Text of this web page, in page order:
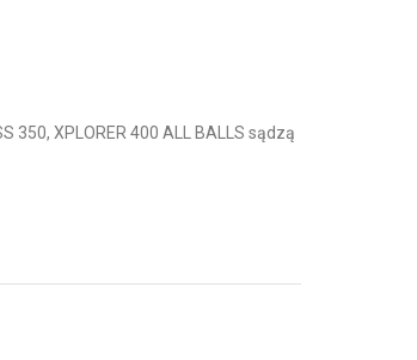
350, XPLORER 400 ALL BALLS sądzą